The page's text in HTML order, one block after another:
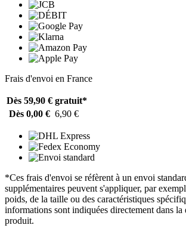
Frais d'envoi en France
Dès 59,90 € gratuit*
Dès 0,00 € 6,90 €
*Ces frais d'envoi se réfèrent à un envoi
supplémentaires peuvent s'appliquer, par
poids, de la taille ou des caractéristiques
informations sont indiquées directement dans la
produit.